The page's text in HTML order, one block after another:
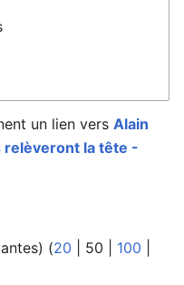
un lien vers Alain
relèveront la tête -
) (20 50 100